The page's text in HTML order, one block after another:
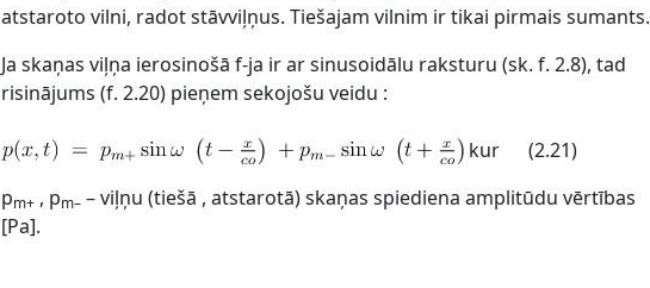
atstaroto vilni, radot stāvviļņus. Tiešajam vilnim ir tikai pirmais sumants.
Ja skaņas viļņa ierosinošā f-ja ir ar sinusoidālu raksturu (sk. f. 2.8), tad
risinājums (f. 2.20) pieņem sekojošu veidu :
kur
(2.21)
pm+, pm–– viļņu (tiešā , atstarotā) skaņas spiediena amplitūdu vērtības
[Pa].